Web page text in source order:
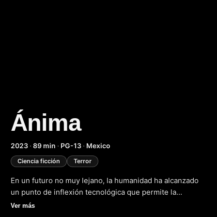
Ánima
2023 · 89 min · PG-13 · Mexico
Ciencia ficción Terror
En un futuro no muy lejano, la humanidad ha alcanzado
un punto de inflexión tecnológica que permite la
transferencia de la conciencia a cuerpos artificiales, lo
Ver más